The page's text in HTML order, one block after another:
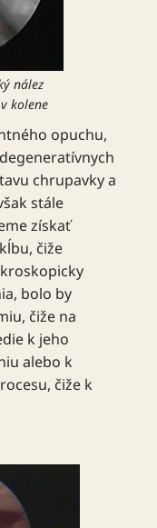
nález
kolene
opuchu,
chrupavky a
stále
získať
čiže
bolo by
čiže na
k jeho
alebo k
čiže k